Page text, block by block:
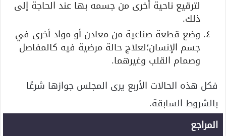
لترقيع ناحية أخرى من جسمه بها عند الحاجة إلى
ذلك.
وضع قطعة صناعية من معادن أو مواد أخرى في
جسم الإنسان؛لعلاج حالة مرضية فيه كالمفاصل
وصمام القلب وغيرهما.
فكل هذه الحالات الأربع يرى المجلس جوازها شرعًا
بالشروط السابقة.
المراجع